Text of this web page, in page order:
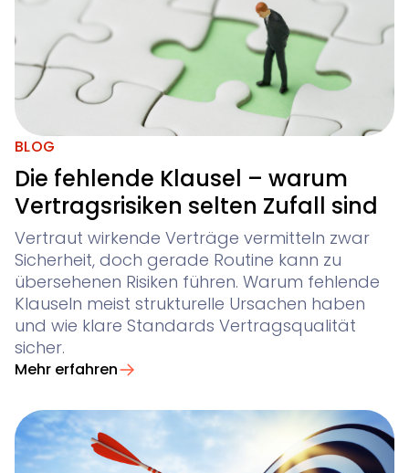
BLOG
Die fehlende Klausel – warum
Vertragsrisiken selten Zufall sind
Vertraut wirkende Verträge vermitteln zwar
Sicherheit, doch gerade Routine kann zu
übersehenen Risiken führen. Warum fehlende
Klauseln meist strukturelle Ursachen haben
und wie klare Standards Vertragsqualität
sicher.
Mehr erfahren